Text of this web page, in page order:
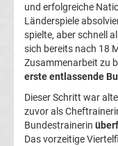
Bundesliga
Ergebnisse
Liga
und erfolgreiche
Länderspiele
spielte, aber schnell
sich bereits nach 18
Zusammenarbeit zu
erste entlassende
Dieser Schritt war
zuvor als
Bundestrainerin
Das vorzeitige